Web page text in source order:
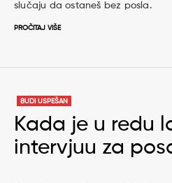
slučaju da ostaneš bez posla.
PROČITAJ VIŠE
BUDI USPEŠAN
Kada je u redu
intervjuu za